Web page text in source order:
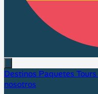
Destinos Paquetes Tours
nosotros